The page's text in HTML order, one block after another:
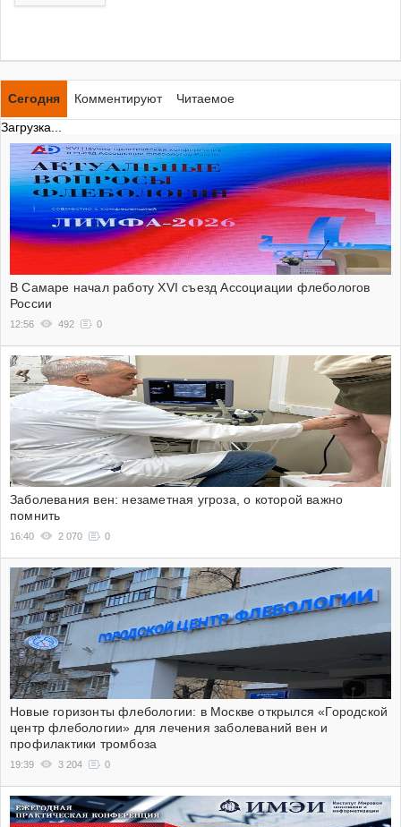
Сегодня Комментируют
Читаемое
Загрузка...
В Самаре начал работу XVI съезд Ассоциации флебологов
России
12:56 492 0
Заболевания вен: незаметная угроза, о которой важно
помнить
16:40 2 070 0
Новые горизонты флебологии: в Москве открылся «Городской
центр флебологии» для лечения заболеваний вен и
профилактики тромбоза
19:39 3 204 0